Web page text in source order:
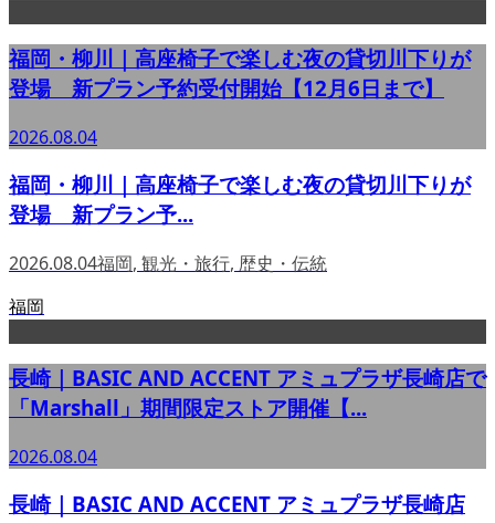
福岡・柳川｜高座椅子で楽しむ夜の貸切川下りが
登場 新プラン予約受付開始【12月6日まで】
2026.08.04
福岡・柳川｜高座椅子で楽しむ夜の貸切川下りが
登場 新プラン予...
2026.08.04福岡, 観光・旅行, 歴史・伝統
福岡
長崎｜BASIC AND ACCENT アミュプラザ長崎店で
「Marshall」期間限定ストア開催【...
2026.08.04
長崎｜BASIC AND ACCENT アミュプラザ長崎店